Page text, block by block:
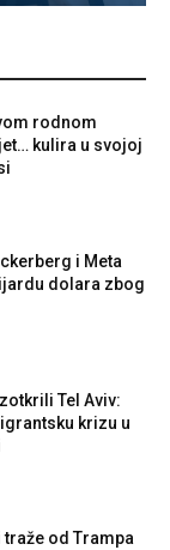
rodnom
kulira u svojoj
i Meta
dolara zbog
Tel Aviv:
krizu u
od Trampa